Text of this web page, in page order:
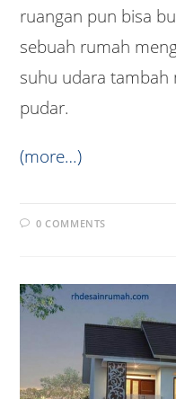
ruangan pun bisa
sebuah rumah
suhu udara tambah
pudar.
(more…)
0 COMMENTS